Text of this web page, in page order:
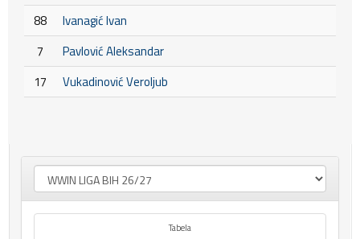
88
Ivanagić Ivan
7
Pavlović Aleksandar
17
Vukadinović Veroljub
Tabela